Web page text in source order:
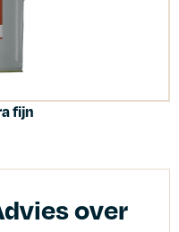
fijn
over